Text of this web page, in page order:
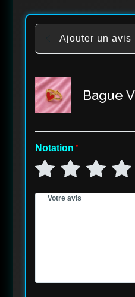
Ajouter un avis
Bague
Notation *
Votre avis